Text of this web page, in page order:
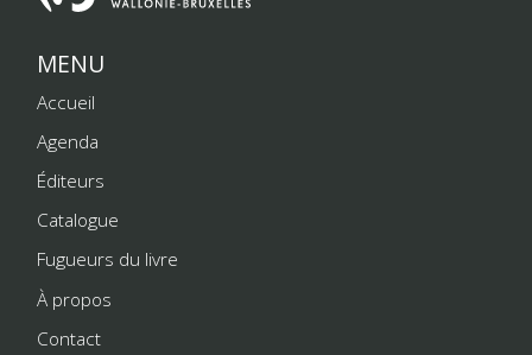
MENU
Accueil
Agenda
Éditeurs
Catalogue
Fugueurs du livre
À propos
Contact